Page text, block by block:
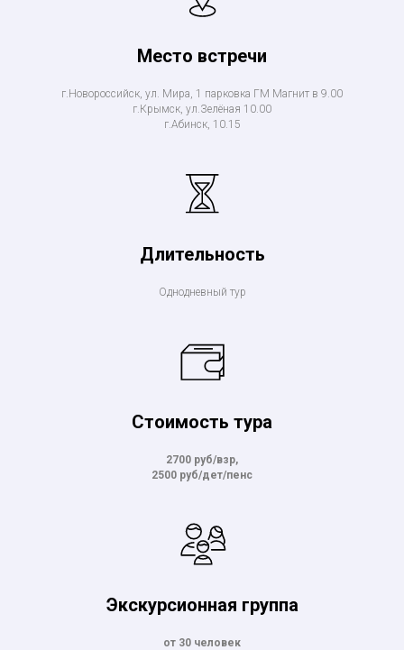
Место встречи
г.Новороссийск, ул. Мира, 1 парковка ГМ Магнит в 9.00
г.Крымск, ул.Зелёная 10.00
г.Абинск, 10.15
Длительность
Однодневный тур
Стоимость тура
2700 руб/взр,
2500 руб/дет/пенс
Экскурсионная группа
от 30 человек